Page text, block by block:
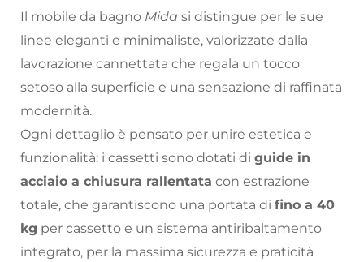
Il mobile da bagno Mida si distingue per le sue
linee eleganti e minimaliste, valorizzate dalla
lavorazione cannettata che regala un tocco
setoso alla superficie e una sensazione di raffinata
modernità.
Ogni dettaglio è pensato per unire estetica e
funzionalità: i cassetti sono dotati di guide in
acciaio a chiusura rallentata con estrazione
totale, che garantiscono una portata di fino a 40
kg per cassetto e un sistema antiribaltamento
integrato, per la massima sicurezza e praticità